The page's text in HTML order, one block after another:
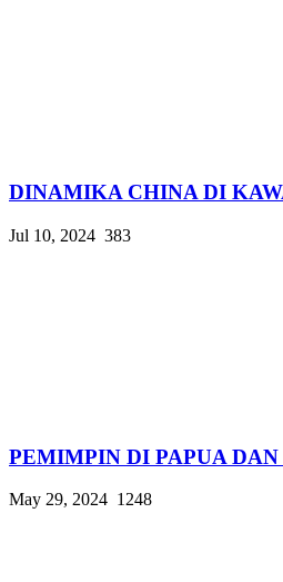
DINAMIKA CHINA DI
Jul 10, 2024 383
PEMIMPIN DI PAPUA
May 29, 2024 1248